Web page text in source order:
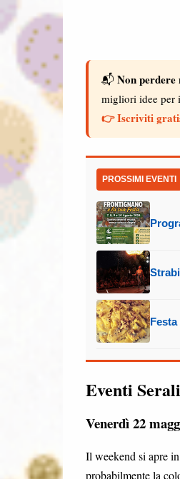
📬 Non perdere
migliori idee per
👉 Iscriviti
PROSSIMI EVENTI
Festa
Eventi
Venerdì 22
Il weekend si apre
probabilmente la